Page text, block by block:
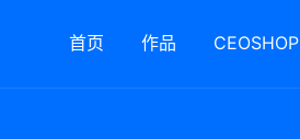
首页 作品 CEOSHOP